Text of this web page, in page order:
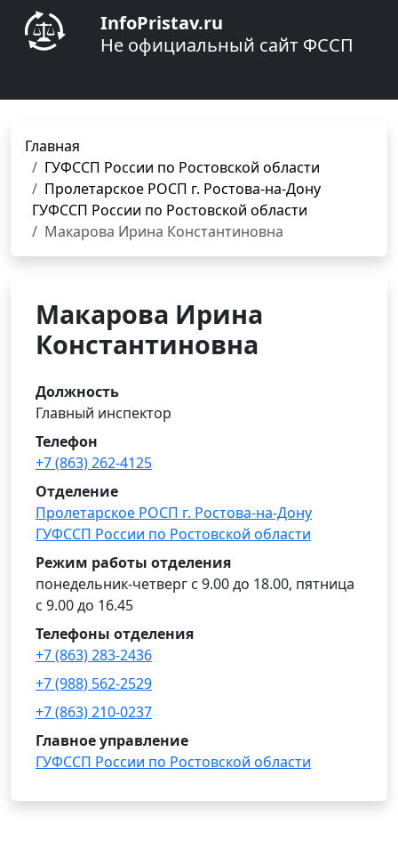
InfoPristav.ru
Не официальный сайт ФССП
Главная
ГУФССП России по Ростовской области
Пролетарское РОСП г. Ростова-на-Дону
ГУФССП России по Ростовской области
Макарова Ирина Константиновна
Макарова Ирина
Константиновна
Должность
Главный инспектор
Телефон
+7 (863) 262-4125
Отделение
Пролетарское РОСП г. Ростова-на-Дону
ГУФССП России по Ростовской области
Режим работы отделения
понедельник-четверг с 9.00 до 18.00, пятница
с 9.00 до 16.45
Телефоны отделения
+7 (863) 283-2436
+7 (988) 562-2529
+7 (863) 210-0237
Главное управление
ГУФССП России по Ростовской области